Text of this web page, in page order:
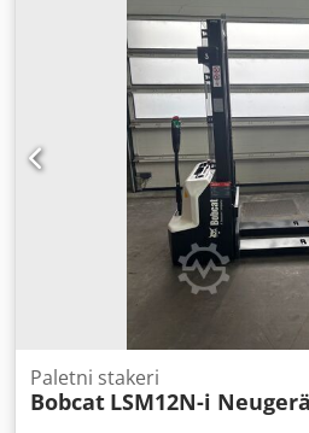
Paletni stakeri
Bobcat LSM12N-i